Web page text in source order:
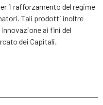
il rafforzamento del regime
Tali prodotti inoltre
ai fini del
dei Capitali.